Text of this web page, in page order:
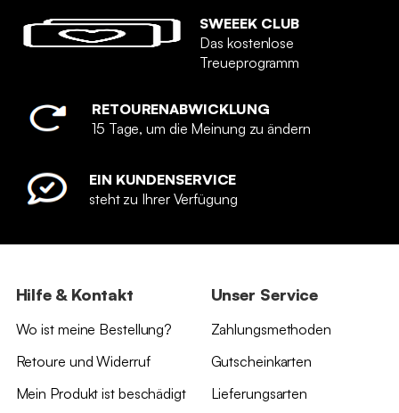
SWEEEK CLUB
Das kostenlose
Treueprogramm
RETOURENABWICKLUNG
15 Tage, um die Meinung zu ändern
EIN KUNDENSERVICE
steht zu Ihrer Verfügung
Hilfe & Kontakt
Wo ist meine Bestellung?
Retoure und Widerruf
Mein Produkt ist beschädigt
Unser Service
Zahlungsmethoden
Gutscheinkarten
Lieferungsarten